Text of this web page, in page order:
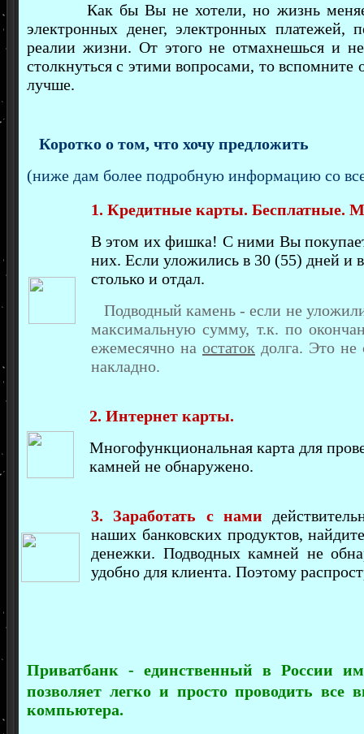
Как бы Вы не хотели, но жизнь меняется
электронных денег, электронных платежей,
реалии жизни. От этого не отмахнешься и
столкнуться с этими вопросами, то
лучше.
Коротко о том, что хочу предложить
(ниже дам более подробную информацию со
1. Кредитные карты. Бесплатные.
В этом их фишка! С ними Вы
них. Если уложились в 30 (55) дней и
столько и отдал.
Подводный камень - если не
максимальную сумму, т.к. по
ежемесячно на остаток долга. Это не
накладно.
2. Интернет карты.
Многофункциональная карта для
камней не обнаружено.
3. Заработать с нами
наших банковских продуктов,
денежки. Подводных камней не
удобно для клиента. Поэтому
Приватбанк - единственный в России
позволяет легко и просто проводить
компьютера.